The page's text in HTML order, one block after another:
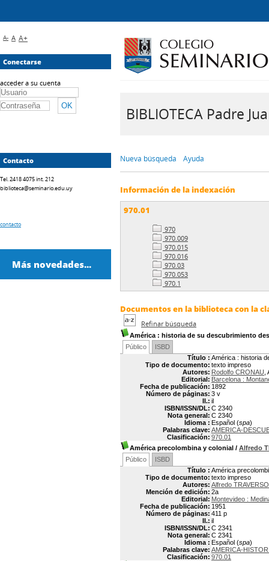
BIBLIOTECA Padre
Nueva búsqueda Ayuda
Información de la indexación
970.01
970
970.009
970.015
970.016
970.03
970.053
970.1
Documentos en la biblioteca con la
Refinar búsqueda
América : historia de su descubrimiento
Público
ISBD
Título : América : historia
Tipo de documento: texto impreso
Autores: Rodolfo CRONAU
Editorial: Barcelona :
Fecha de publicación: 1892
Número de páginas: 3 v
Il.: il
ISBN/ISSN/DL: C 2340
Nota general: C 2340
Idioma : Español (spa)
Palabras clave: AMERICA-
Clasificación: 970.01
América precolombina y colonial / Alfredo
Público
ISBD
Título : América
Tipo de documento: texto impreso
Autores: Alfredo
Mención de edición: 2a
Editorial: Montevideo :
Fecha de publicación: 1951
Número de páginas: 411 p
Il.: il
ISBN/ISSN/DL: C 2341
Nota general: C 2341
Idioma : Español (spa)
Palabras clave: AMERICA-
Clasificación: 970.01
A- A A+
Conectarse
acceder a su cuenta
Contacto
Tel. 2418 4075 int. 212
biblioteca@seminario.edu.uy
contacto
Más novedades...